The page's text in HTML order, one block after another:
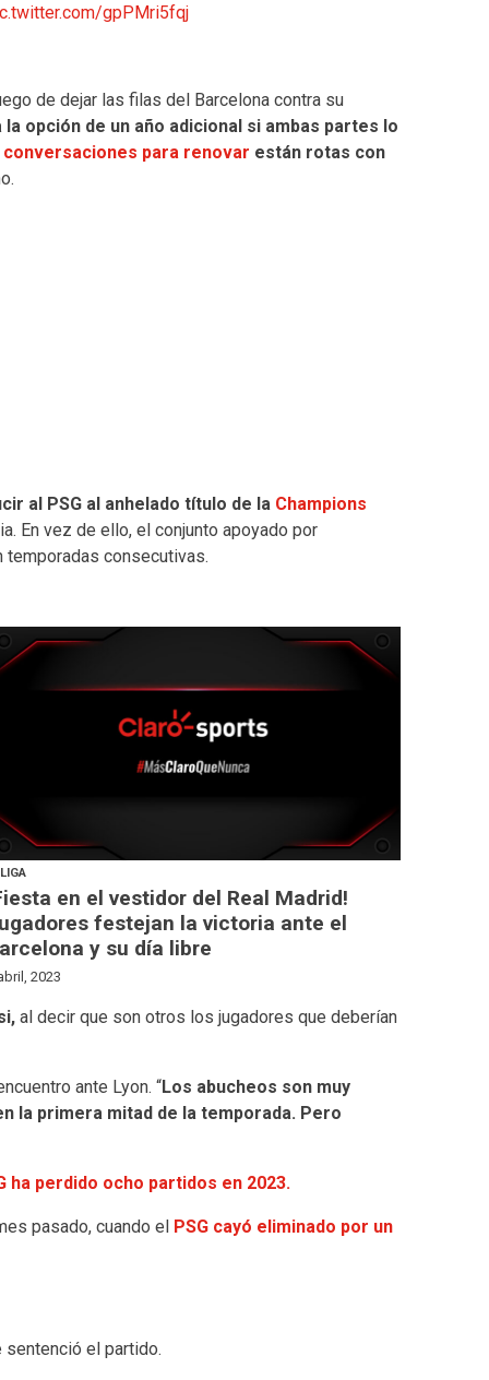
gpPMri5fqj
de dejar las filas del Barcelona contra su
opción de un año adicional si ambas partes lo
conversaciones para renovar están rotas con
al PSG al anhelado título de la Champions
En vez de ello, el conjunto apoyado por
consecutivas.
en el vestidor del Real Madrid!
festejan la victoria ante el
y su día libre
2023
al decir que son otros los jugadores que deberían
ante Lyon. “Los abucheos son muy
la primera mitad de la temporada. Pero
ha perdido ocho partidos en 2023.
pasado, cuando el PSG cayó eliminado por un
sentenció el partido.